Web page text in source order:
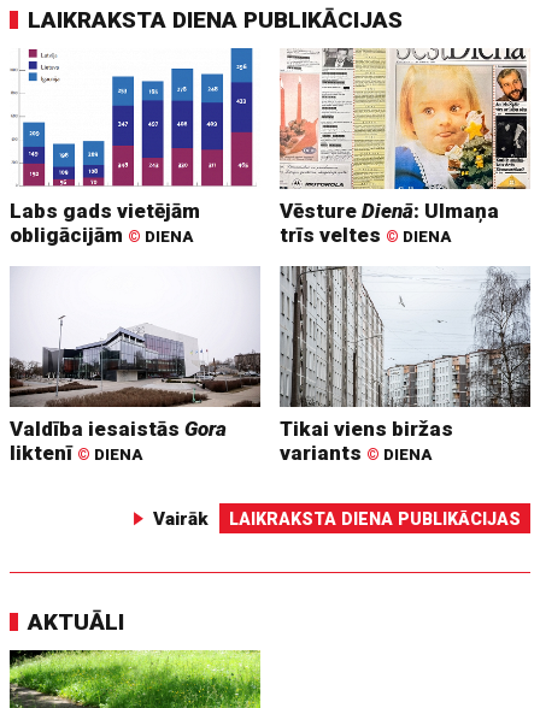
LAIKRAKSTA DIENA PUBLIKĀCIJAS
Labs gads vietējām
obligācijām © DIENA
VēstureDienā: Ulmaņa
trīs veltes © DIENA
Valdība iesaistāsGora
liktenī © DIENA
Tikai viens biržas
variants © DIENA
Vairāk LAIKRAKSTA DIENA PUBLIKĀCIJAS
AKTUĀLI